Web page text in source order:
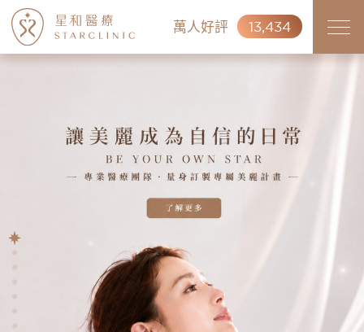
萬人好評 13,434